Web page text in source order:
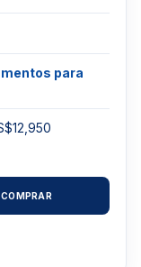
para
COMPRAR